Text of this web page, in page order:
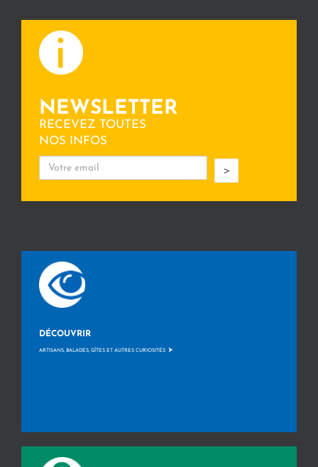
NEWSLETTER
RECEVEZ TOUTES
NOS INFOS
>
DÉCOUVRIR
ARTISANS, BALADES, GÎTES ET AUTRES CURIOSITÉS >